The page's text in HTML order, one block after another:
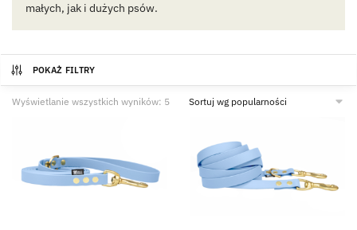
małych, jak i dużych psów.
POKAŻ FILTRY
Wyświetlanie wszystkich wyników: 5